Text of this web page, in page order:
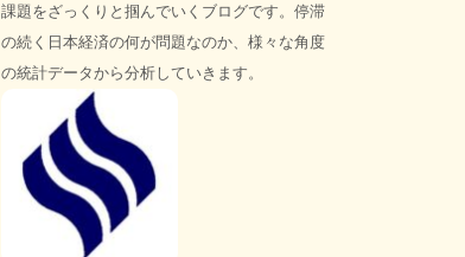
課題をざっくりと掴んでいくブログです。停滞
の続く日本経済の何が問題なのか、様々な角度
の統計データから分析していきます。